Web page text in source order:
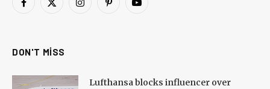
Facebook
X
InstagramPinterestYouTube
DON'T MISS
Lufthansa blocks influencer over